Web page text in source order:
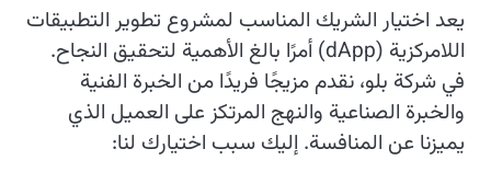
يعد اختيار الشريك المناسب لمشروع تطوير التطبيقات
اللامركزية (dApp) أمرًا بالغ الأهمية لتحقيق النجاح.
في شركة بلو، نقدم مزيجًا فريدًا من الخبرة الفنية
والخبرة الصناعية والنهج المرتكز على العميل الذي
يميزنا عن المنافسة. إليك سبب اختيارك لنا: